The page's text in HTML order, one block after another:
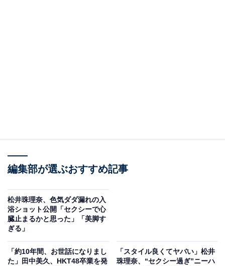
編集部が選ぶおすすめ記事
松井珠理奈、色気ダダ漏れの入
浴ショット公開「セクシーで心
臓止まるかと思った」「美脚す
ぎる」
「約10年間、お世話になりまし
た」田中美久、HKT48卒業を発
「スタイル良くてヤバい」松井
珠理奈、“セクシー過ぎ”ニーハ